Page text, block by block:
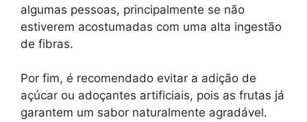
algumas pessoas, principalmente se não
estiverem acostumadas com uma alta ingestão
de fibras.
Por fim, é recomendado evitar a adição de
açúcar ou adoçantes artificiais, pois as frutas já
garantem um sabor naturalmente agradável.